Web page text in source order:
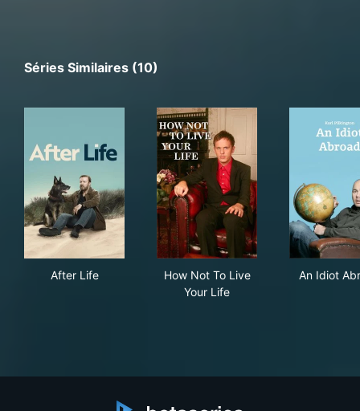
Séries Similaires (10)
After Life
How Not To Live
Your Life
An Idiot